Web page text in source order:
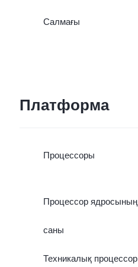
Салмағы
Платформа
Процессоры
Процессор ядросының
саны
Техникалық процессор